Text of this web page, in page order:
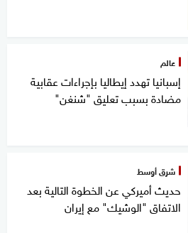
عالم
إسبانيا تهدد إيطاليا بإجراءات عقابية
مضادة بسبب تعليق "شنغن"
شرق أوسط
حديث أميركي عن الخطوة التالية بعد
الاتفاق "الوشيك" مع إيران